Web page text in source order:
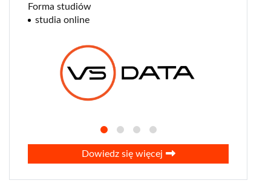
Forma studiów
studia online
Dowiedz się więcej